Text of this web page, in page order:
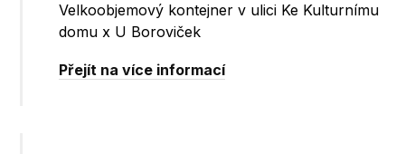
Velkoobjemový kontejner v ulici Ke Kulturnímu
domu x U Boroviček
Přejít na více informací